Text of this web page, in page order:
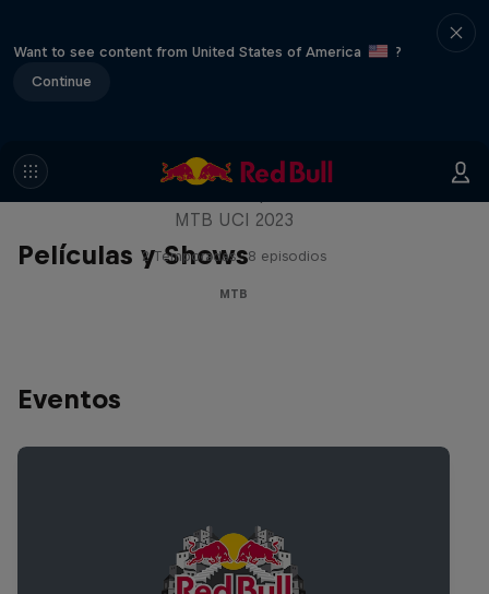
Want to see content from United States of America
?
Continue
Películas y Shows
Beyond the Line
MTB UCI 2023
2 Temporadas · 8 episodios
MTB
Eventos